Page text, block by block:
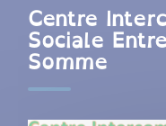
Centre
Sociale
Somme